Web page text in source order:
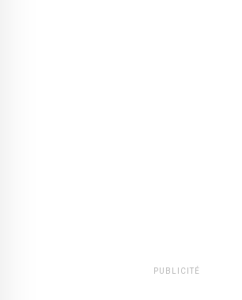
PUBLICITÉ